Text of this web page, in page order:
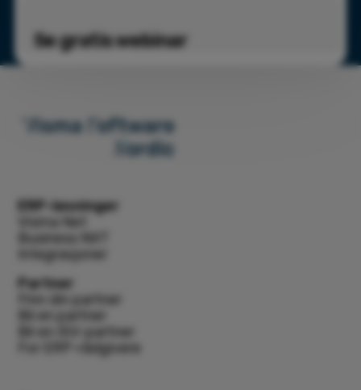
Se gratis webinar
ERP-løsninger
Integrasjoner
Partner
Finn din partner
Bli en ISV-partner
For ERP-rådgivere